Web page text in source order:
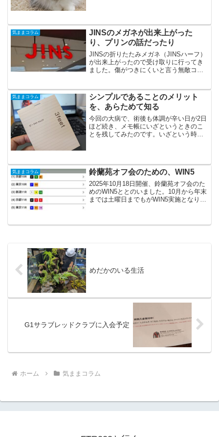
し。朝早くに動物病...
気ままコラム
JINSのメガネが出来上がった
り、プリンの話だったり
JINSの折りたたみメガネ（JINSハーフ）
が出来上がったので受け取りに行ってき
ました。傷がつきにくいと言う無敵コー
す。付属してくるケースが、以前のもの
よりも丸みを帯び...
気ままコラム
シンプルであることのメリット
を、あらためて知る
今回の大病で、術後も体調が辛い日が2日
ほど続き、メモ帳にいざというときのこ
とを残してみたのです。いざという時っ
も書いた記憶があります...
気ままコラム 鈴蘭苑オフ会のための、WIN5
2025年10月18日開催、鈴蘭苑オフ会のた
めのWIN5ととのいました。10月から年末
までは土曜日までもがWIN5実施となり、
いのですが結果は如何に。最近は競馬熱
めだかのいる生活
G1サラブレッドクラブに入会予定
ホーム 気ままコラム